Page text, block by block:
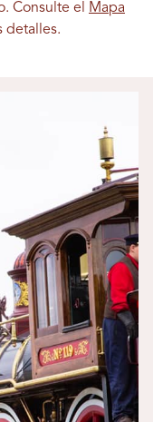
Consulte el
Mapa
detalles.